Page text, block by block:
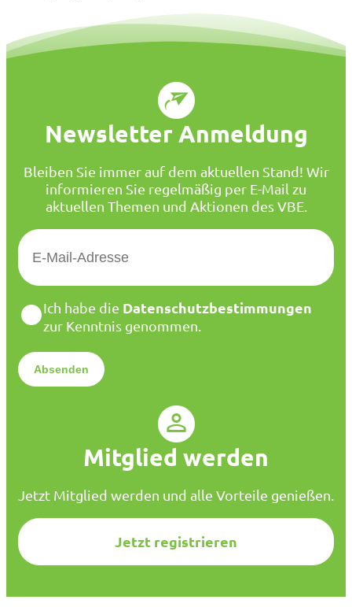
Newsletter Anmeldung
Bleiben Sie immer auf dem aktuellen Stand! Wir
informieren Sie regelmäßig per E-Mail zu
aktuellen Themen und Aktionen des VBE.
E
M
*
D
a
e
n
*
Ich habe die Datenschutzbestimmungen
zur Kenntnis genommen.
Mitglied werden
Jetzt Mitglied werden und alle Vorteile genießen.
Jetzt registrieren